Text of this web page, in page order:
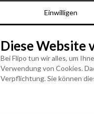
Einwilligen
Diese Website
Bei Flipo tun wir alles, um
Verwendung von Cookies.
Verpflichtung. Sie können